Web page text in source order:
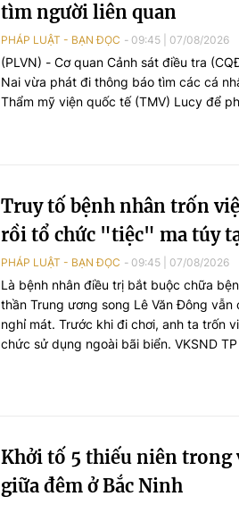
tìm người liên quan
PHÁP LUẬT - BẠN ĐỌC 09:45 07/08/2026
(PLVN) - Cơ quan Cảnh sát điều tra
Nai vừa phát đi thông báo tìm các cá
Thẩm mỹ viện quốc tế (TMV) Lucy để
Truy tố bệnh nhân trốn
rồi tổ chức "tiệc" ma túy
PHÁP LUẬT - BẠN ĐỌC 09:45 07/08/2026
Là bệnh nhân điều trị bắt buộc chữa
thần Trung ương song Lê Văn Đông
nghỉ mát. Trước khi đi chơi, anh ta trốn
chức sử dụng ngoài bãi biển. VKSND
Khởi tố 5 thiếu niên trong
giữa đêm ở Bắc Ninh